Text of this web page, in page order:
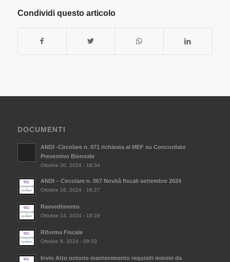
Condividi questo articolo
DOCUMENTI
ANDI -Circolare n. 071 richiesta al MEF su Concordato
Preventivo Biennale
Ottobre 30, 2024 - 18:34
ANDI – Circolare n. 067 Novità fiscali settembre 2024
Ottobre 16, 2024 - 16:27
Ravvedimento
Ottobre 14, 2024 - 18:28
Riforma Fiscale
Ottobre 8, 2024 - 09:33
Invio Atto notorio mantenimento requisiti minimi da